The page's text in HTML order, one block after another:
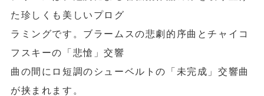
た珍しくも美しいプログ
ラミングです。ブラームスの悲劇的序曲とチャイコ
フスキーの「悲愴」交響
曲の間にロ短調のシューベルトの「未完成」交響曲
が挟まれます。